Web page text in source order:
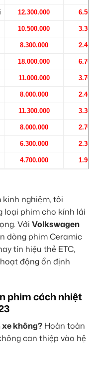
12.300.000
10.500.000
8.300.000
18.000.000
11.000.000
8.000.000
11.300.000
8.000.000
6.300.000
4.700.000
nghiệm, tôi
loại phim cho kính lái
Với Volkswagen
dòng phim Ceramic
tín hiệu thẻ ETC,
động ổn định
phim cách nhiệt
xe không? Hoàn toàn
can thiệp vào hệ